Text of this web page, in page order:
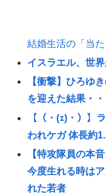
結婚生活の「当
イスラエル、世
【衝撃】ひろゆ
を迎えた結果・・
【（・(ｪ)・）】
われケガ 体長約
【特攻隊員の本
今度生れる時は
れた若者